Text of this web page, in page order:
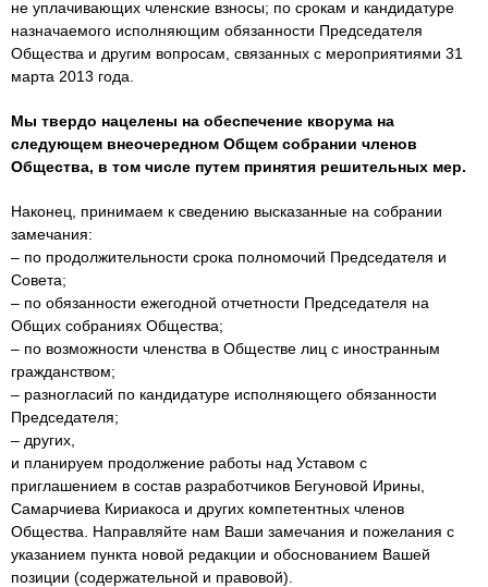
не уплачивающих членские взносы; по срокам и кандидатуре
назначаемого исполняющим обязанности Председателя
Общества и другим вопросам, связанных с мероприятиями 31
марта 2013 года.
Мы твердо нацелены на обеспечение кворума на
следующем внеочередном Общем собрании членов
Общества, в том числе путем принятия решительных мер.
Наконец, принимаем к сведению высказанные на собрании
замечания:
– по продолжительности срока полномочий Председателя и
Совета;
– по обязанности ежегодной отчетности Председателя на
Общих собраниях Общества;
– по возможности членства в Обществе лиц с иностранным
гражданством;
– разногласий по кандидатуре исполняющего обязанности
Председателя;
– других,
и планируем продолжение работы над Уставом с
приглашением в состав разработчиков Бегуновой Ирины,
Самарчиева Кириакоса и других компетентных членов
Общества. Направляйте нам Ваши замечания и пожелания с
указанием пункта новой редакции и обоснованием Вашей
позиции (содержательной и правовой).